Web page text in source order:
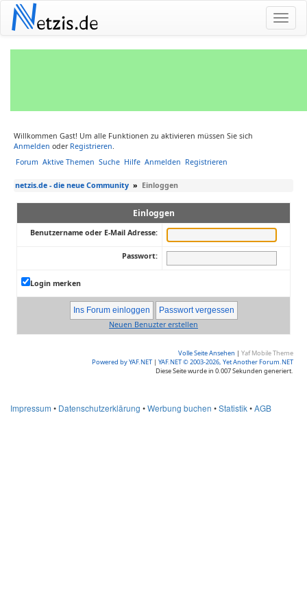
Netzis.de
Willkommen Gast! Um alle Funktionen zu aktivieren müssen Sie sich
Anmelden oder Registrieren.
Forum Aktive Themen Suche Hilfe Anmelden Registrieren
netzis.de - die neue Community » Einloggen
Einloggen
Benutzername oder E-Mail Adresse:
Passwort:
Login merken
Neuen Benuzter erstellen
Volle Seite Ansehen | Yaf Mobile Theme
Powered by YAF.NET | YAF.NET © 2003-2026, Yet Another Forum.NET
Diese Seite wurde in 0.007 Sekunden generiert.
Impressum • Datenschutzerklärung •Werbung buchen •Statistik•AGB